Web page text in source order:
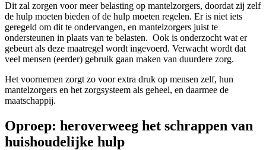
Dit zal zorgen voor meer belasting op mantelzorgers, doordat zij zelf
de hulp moeten bieden of de hulp moeten regelen. Er is niet iets
geregeld om dit te ondervangen, en mantelzorgers juist te
ondersteunen in plaats van te belasten. Ook is onderzocht wat er
gebeurt als deze maatregel wordt ingevoerd. Verwacht wordt dat
veel mensen (eerder) gebruik gaan maken van duurdere zorg.
Het voornemen zorgt zo voor extra druk op mensen zelf, hun
mantelzorgers en het zorgsysteem als geheel, en daarmee de
maatschappij.
Oproep: heroverweeg het schrappen van
huishoudelijke hulp